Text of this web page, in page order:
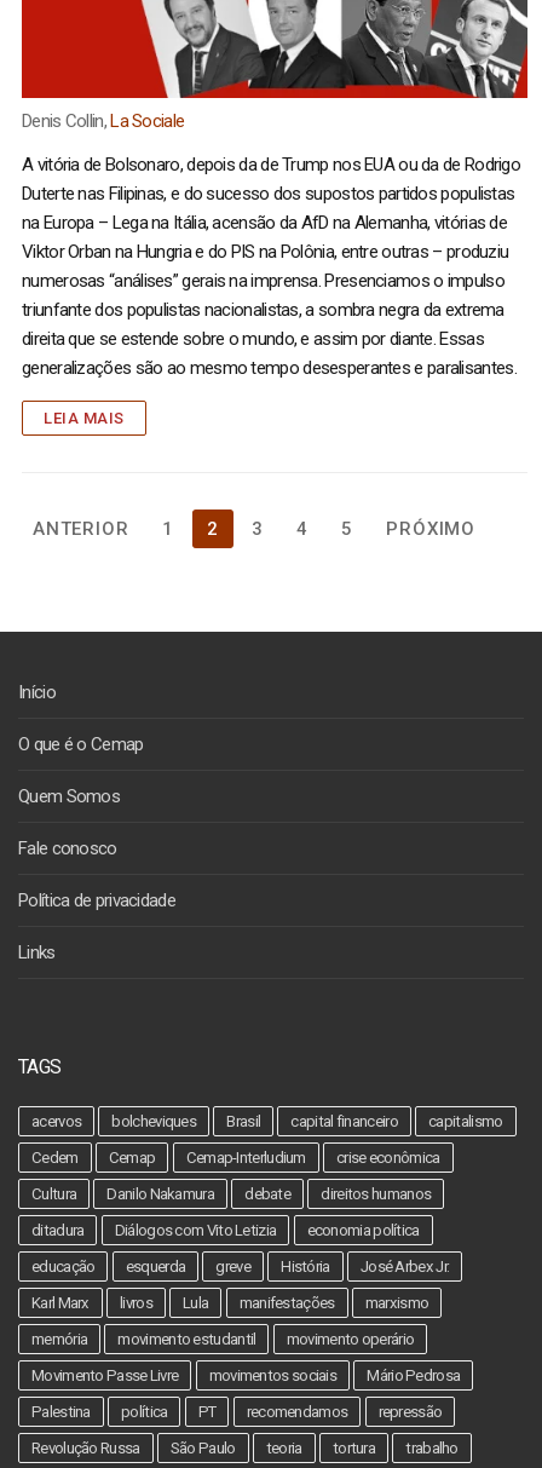
Denis Collin,La Sociale
A vitória de Bolsonaro, depois da de Trump nos EUA ou da de Rodrigo
Duterte nas Filipinas, e do sucesso dos supostos partidos populistas
na Europa – Lega na Itália, acensão da AfD na Alemanha, vitórias de
Viktor Orban na Hungria e do PIS na Polônia, entre outras – produziu
numerosas “análises” gerais na imprensa. Presenciamos o impulso
triunfante dos populistas nacionalistas, a sombra negra da extrema
direita que se estende sobre o mundo, e assim por diante. Essas
generalizações são ao mesmo tempo desesperantes e paralisantes.
LEIA MAIS
Paginação
ANTERIOR 1 2 3 4 5 PRÓXIMO
Início
O que é o Cemap
Quem Somos
Fale conosco
Política de privacidade
Links
TAGS
acervos bolcheviques Brasil capital financeiro
capitalismo
Cedem
Cemap Cemap-Interludium
crise econômica
Cultura
Danilo Nakamura debate
direitos humanos
ditadura
Diálogos com Vito Letizia
economia política
educação
esquerda greve História
José Arbex Jr.
Karl Marx
livros Lula manifestações
marxismo
memória
movimento estudantil
movimento operário
Movimento Passe Livre
movimentos sociais
Mário Pedrosa
Palestina
política PT recomendamos
repressão
Revolução Russa
São Paulo teoria tortura trabalho